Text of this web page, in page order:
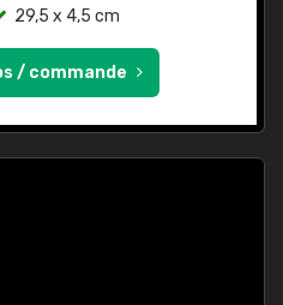
29,5 x 4,5 cm
/ commande